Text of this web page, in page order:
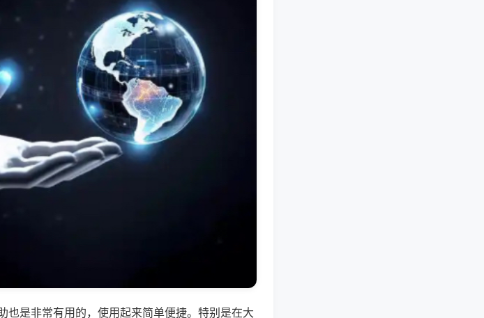
也是非常有用的，使用起来简单便捷。特别是在大